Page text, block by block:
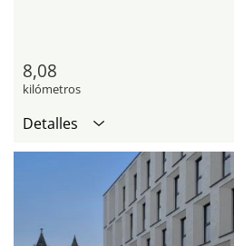
8,08
kilómetros
Detalles